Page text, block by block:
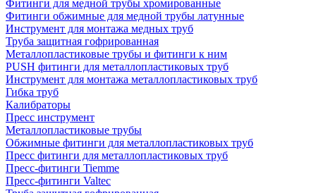
Фитинги для медной трубы хромированные
Фитинги обжимные для медной трубы латунные
Инструмент для монтажа медных труб
Труба защитная гофрированная
Металлопластиковые трубы и фитинги к ним
PUSH фитинги для металлопластиковых труб
Инструмент для монтажа металлопластиковых труб
Гибка труб
Калибраторы
Пресс инструмент
Металлопластиковые трубы
Обжимные фитинги для металлопластиковых труб
Пресс фитинги для металлопластиковых труб
Пресс-фитинги Tiemme
Пресс-фитинги Valtec